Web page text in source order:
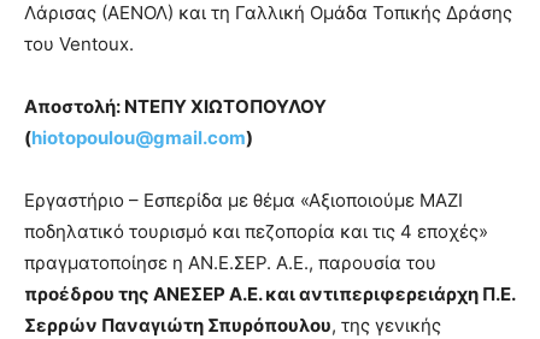
Λάρισας (ΑΕΝΟΛ) και τη Γαλλική Ομάδα Τοπικής Δράσης
του Ventoux.
Αποστολή: ΝΤΕΠΥ ΧΙΩΤΟΠΟΥΛΟΥ
(hiotopoulou@gmail.com)
Εργαστήριο – Εσπερίδα με θέμα «Αξιοποιούμε ΜΑΖΙ
ποδηλατικό τουρισμό και πεζοπορία και τις 4 εποχές»
πραγματοποίησε η ΑΝ.Ε.ΣΕΡ. Α.Ε., παρουσία του
προέδρου της ΑΝΕΣΕΡ Α.Ε. και αντιπεριφερειάρχη Π.Ε.
Σερρών Παναγιώτη Σπυρόπουλου, της γενικής